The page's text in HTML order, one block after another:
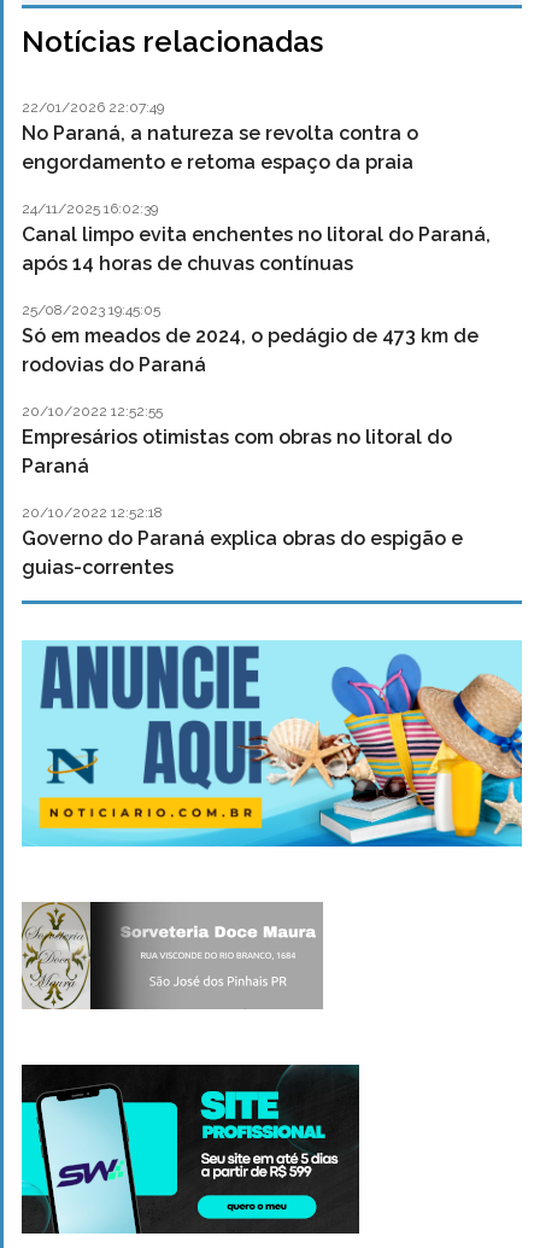
Notícias relacionadas
22/01/2026 22:07:49
No Paraná, a natureza se revolta contra o
engordamento e retoma espaço da praia
24/11/2025 16:02:39
Canal limpo evita enchentes no litoral do Paraná,
após 14 horas de chuvas contínuas
25/08/2023 19:45:05
Só em meados de 2024, o pedágio de 473 km de
rodovias do Paraná
20/10/2022 12:52:55
Empresários otimistas com obras no litoral do
Paraná
20/10/2022 12:52:18
Governo do Paraná explica obras do espigão e
guias-correntes